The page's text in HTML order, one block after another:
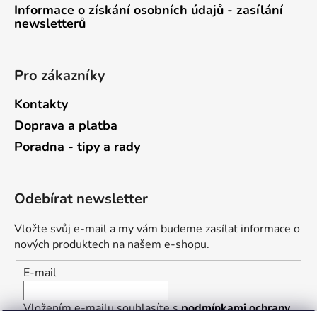
Informace o získání osobních údajů - zasílání
newsletterů
Pro zákazníky
Kontakty
Doprava a platba
Poradna - tipy a rady
Odebírat newsletter
Vložte svůj e-mail a my vám budeme zasílat informace o
nových produktech na našem e-shopu.
E-mail